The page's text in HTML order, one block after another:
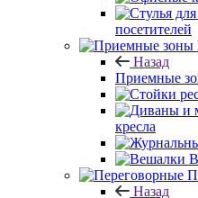
посетителей
Назад
Приемные
кресла
Назад